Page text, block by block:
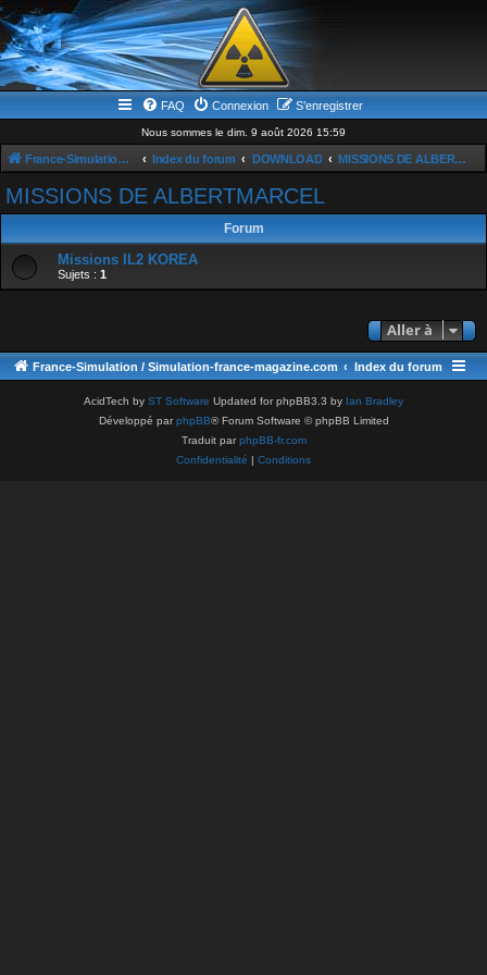
FAQ Connexion S’enregistrer
Nous sommes le dim. 9 août 2026 15:59
France-Simulation / Simulation-france-magazine.com Index du forum DOWNLOAD MISSIONS DE ALBERTMARCEL
MISSIONS DE ALBERTMARCEL
Forum
Missions IL2 KOREA
Sujets : 1
Aller à
France-Simulation / Simulation-france-magazine.com Index du forum
AcidTech by ST Software Updated for phpBB3.3 by Ian Bradley
Développé parphpBB® Forum Software © phpBB Limited
Traduit parphpBB-fr.com
Confidentialité | Conditions